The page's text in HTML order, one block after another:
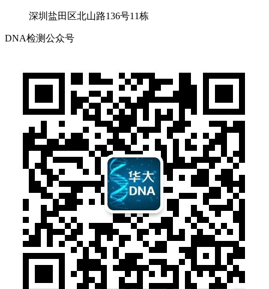
深圳盐田区北山路136号11栋
DNA检测公众号